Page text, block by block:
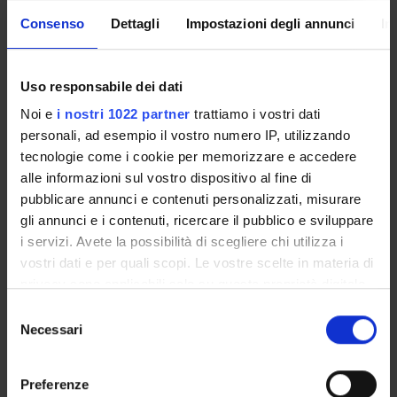
Consenso Dettagli Impostazioni degli annunci
Uso responsabile dei dati
Noi e i nostri 1022 partner trattiamo i vostri dati
personali, ad esempio il vostro numero IP, utilizzando
tecnologie come i cookie per memorizzare e accedere
alle informazioni sul vostro dispositivo al fine di
pubblicare annunci e contenuti personalizzati, misurare
gli annunci e i contenuti, ricercare il pubblico e sviluppare
i servizi. Avete la possibilità di scegliere chi utilizza i
vostri dati e per quali scopi. Le vostre scelte in materia di
modificare o revocare il proprio consenso in qualsiasi
momento dalla Dichiarazione sui cookie o facendo clic
delNecessari
Preferenze
Degree Programme
Notices
Governing bodies
Rete formativa
OFFERTA FORMATIVA
CORSI DI LAUREA
CORSI DI LAUREA MAGISTRALE